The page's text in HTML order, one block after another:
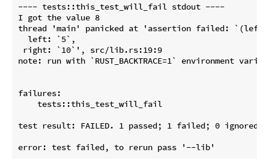
---- tests::this_test_will_fail stdout ----
I got the value 8
thread 'main' panicked at 'assertion failed: `(left
  left: `5`,
right: `10`', src/lib.rs:19:9
note: run with `RUST_BACKTRACE=1` environment
failures:
    tests::this_test_will_fail
test result: FAILED. 1 passed; 1 failed; 0